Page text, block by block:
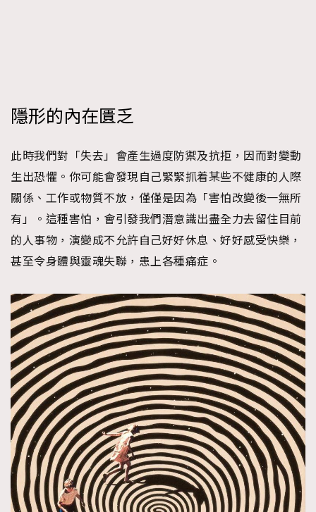
隱形的內在匱乏
此時我們對「失去」會產生過度防禦及抗拒，因而對變動
生出恐懼。你可能會發現自己緊緊抓着某些不健康的人際
關係、工作或物質不放，僅僅是因為「害怕改變後一無所
有」。這種害怕，會引發我們潛意識出盡全力去留住目前
的人事物，演變成不允許自己好好休息、好好感受快樂，
甚至令身體與靈魂失聯，患上各種痛症。